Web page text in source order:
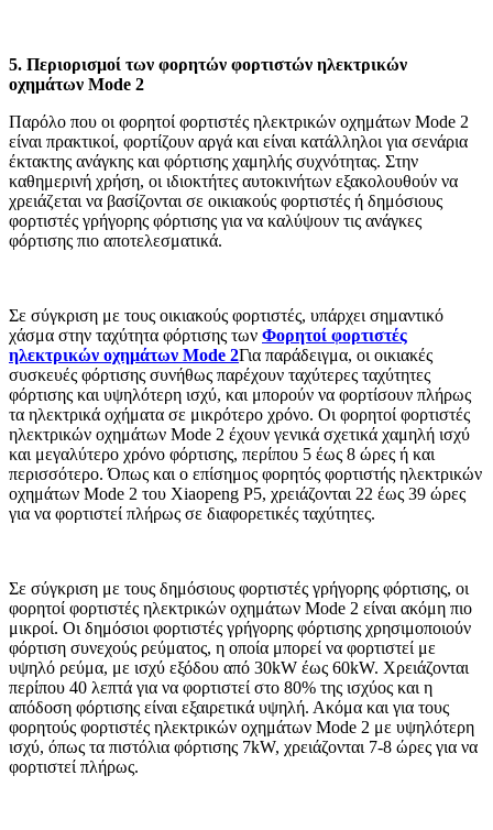
5. Περιορισμοί των φορητών φορτιστών ηλεκτρικών
οχημάτων Mode 2
Παρόλο που οι φορητοί φορτιστές ηλεκτρικών οχημάτων Mode 2
είναι πρακτικοί, φορτίζουν αργά και είναι κατάλληλοι για σενάρια
έκτακτης ανάγκης και φόρτισης χαμηλής συχνότητας. Στην
καθημερινή χρήση, οι ιδιοκτήτες αυτοκινήτων εξακολουθούν να
χρειάζεται να βασίζονται σε οικιακούς φορτιστές ή δημόσιους
φορτιστές γρήγορης φόρτισης για να καλύψουν τις ανάγκες
φόρτισης πιο αποτελεσματικά.
Σε σύγκριση με τους οικιακούς φορτιστές, υπάρχει σημαντικό
χάσμα στην ταχύτητα φόρτισης των Φορητοί φορτιστές
ηλεκτρικών οχημάτων Mode 2Για παράδειγμα, οι οικιακές
συσκευές φόρτισης συνήθως παρέχουν ταχύτερες ταχύτητες
φόρτισης και υψηλότερη ισχύ, και μπορούν να φορτίσουν πλήρως
τα ηλεκτρικά οχήματα σε μικρότερο χρόνο. Οι φορητοί φορτιστές
ηλεκτρικών οχημάτων Mode 2 έχουν γενικά σχετικά χαμηλή ισχύ
και μεγαλύτερο χρόνο φόρτισης, περίπου 5 έως 8 ώρες ή και
περισσότερο. Όπως και ο επίσημος φορητός φορτιστής ηλεκτρικών
οχημάτων Mode 2 του Xiaopeng P5, χρειάζονται 22 έως 39 ώρες
για να φορτιστεί πλήρως σε διαφορετικές ταχύτητες.
Σε σύγκριση με τους δημόσιους φορτιστές γρήγορης φόρτισης, οι
φορητοί φορτιστές ηλεκτρικών οχημάτων Mode 2 είναι ακόμη πιο
μικροί. Οι δημόσιοι φορτιστές γρήγορης φόρτισης χρησιμοποιούν
φόρτιση συνεχούς ρεύματος, η οποία μπορεί να φορτιστεί με
υψηλό ρεύμα, με ισχύ εξόδου από 30kW έως 60kW. Χρειάζονται
περίπου 40 λεπτά για να φορτιστεί στο 80% της ισχύος και η
απόδοση φόρτισης είναι εξαιρετικά υψηλή. Ακόμα και για τους
φορητούς φορτιστές ηλεκτρικών οχημάτων Mode 2 με υψηλότερη
ισχύ, όπως τα πιστόλια φόρτισης 7kW, χρειάζονται 7-8 ώρες για να
φορτιστεί πλήρως.